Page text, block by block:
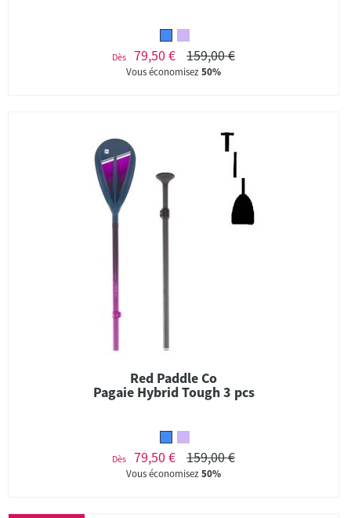
Dès 79,50 € 159,00 €
Vous économisez50%
Red Paddle Co
Pagaie Hybrid Tough 3 pcs
Dès 79,50 € 159,00 €
Vous économisez50%